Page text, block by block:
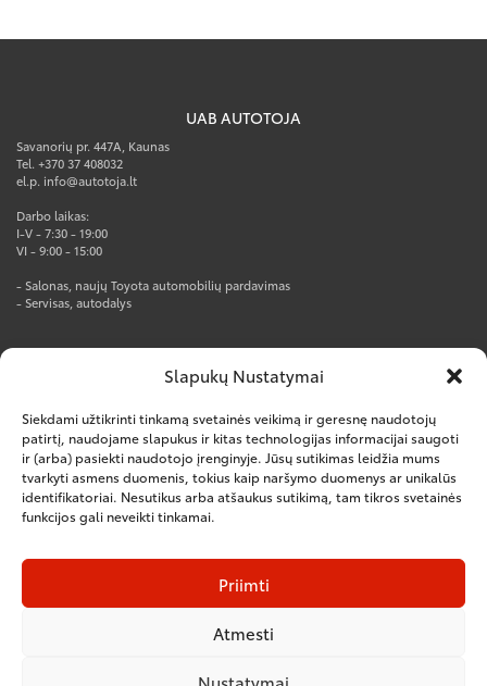
Slapukų Nustatymai
Siekdami užtikrinti tinkamą svetainės veikimą ir geresnę naudotojų
patirtį, naudojame slapukus ir kitas technologijas informacijai saugoti
ir (arba) pasiekti naudotojo įrenginyje. Jūsų sutikimas leidžia mums
tvarkyti asmens duomenis, tokius kaip naršymo duomenys ar unikalūs
identifikatoriai. Nesutikus arba atšaukus sutikimą, tam tikros svetainės
funkcijos gali neveikti tinkamai.
Priimti
Atmesti
Nustatymai
UAB AUTOTOJA
Savanorių pr. 447A, Kaunas
Tel. +370 37 408032
el.p. info@autotoja.lt
Darbo laikas:
I-V - 7:30 - 19:00
VI - 9:00 - 15:00
- Salonas, naujų Toyota automobilių pardavimas
- Servisas, autodalys
el.p. info@autotoja.lt
Darbo laikas:
I-V – 8:00-18:00
VI – nedirbame
– Salonas, naujų komercinių automobilių pardavimas
– Kėbulų remontas